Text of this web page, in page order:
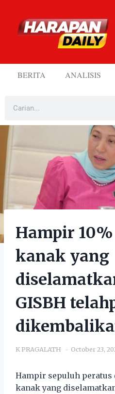
BERITA ANALISIS
Hampir
kanak yang
GISBH
K PRAGALATH October 23,
Hampir sepuluh peratus
kanak yang